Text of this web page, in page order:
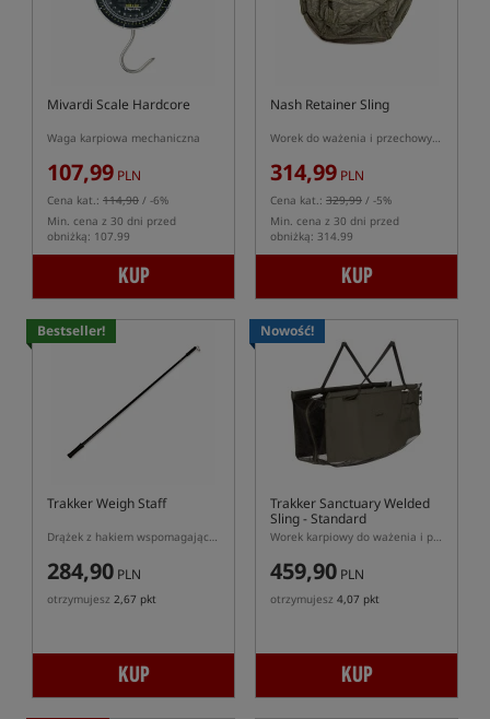
Mivardi Scale Hardcore
Waga karpiowa mechaniczna
107,99 PLN
Cena kat.: 114,90 / -6%
Min. cena z 30 dni przed
obniżką: 107.99
KUP
Nash Retainer Sling
Worek do ważenia i przechowywania ryb
314,99 PLN
Cena kat.: 329,99 / -5%
Min. cena z 30 dni przed
obniżką: 314.99
KUP
Bestseller!
Trakker Weigh Staff
Drążek z hakiem wspomagający ważenie ryb Trakker
284,90 PLN
otrzymujesz 2,67 pkt
KUP
Nowość!
Trakker Sanctuary Welded
Sling - Standard
Worek karpiowy do ważenia i przetrzymywania ryb Trakker Sanctuary Welded Sling
459,90 PLN
otrzymujesz 4,07 pkt
KUP